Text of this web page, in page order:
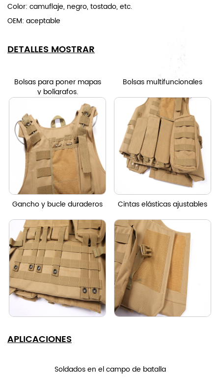
Color: camuflaje, negro, tostado, etc.
OEM: aceptable
DETALLES MOSTRAR
Bolsas para poner mapas
y bolígrafos.
Bolsas multifuncionales
Gancho y bucle duraderos Cintas elásticas ajustables
APLICACIONES
Soldados en el campo de batalla